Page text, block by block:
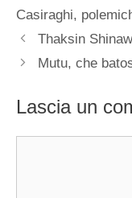
Casiraghi,
Thaksin
Mutu, che
Lascia un